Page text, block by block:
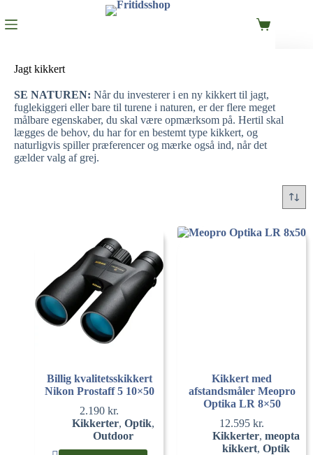
Jagt kikkert
SE NATUREN: Når du investerer i en ny kikkert til jagt,
fuglekiggeri eller bare til turene i naturen, er der flere meget
målbare egenskaber, du skal være opmærksom på. Hertil skal
lægges de behov, du har for en bestemt type kikkert, og
naturligvis spiller præferencer og mærke også ind, når det
gælder valg af grej.
Billig kvalitetsskikkert
Nikon Prostaff 5 10×50
2.190 kr.
Kikkerter, Optik,
Outdoor
Kikkert med
afstandsmåler Meopro
Optika LR 8×50
12.595 kr.
Kikkerter, meopta
kikkert, Optik